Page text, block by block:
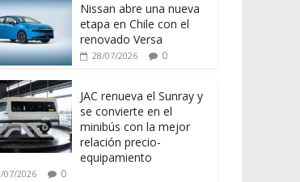
Nissan abre una nueva
etapa en Chile con el
renovado Versa
28/07/2026 0
JAC renueva el Sunray y
se convierte en el
minibús con la mejor
relación precio-
equipamiento
07/2026 0